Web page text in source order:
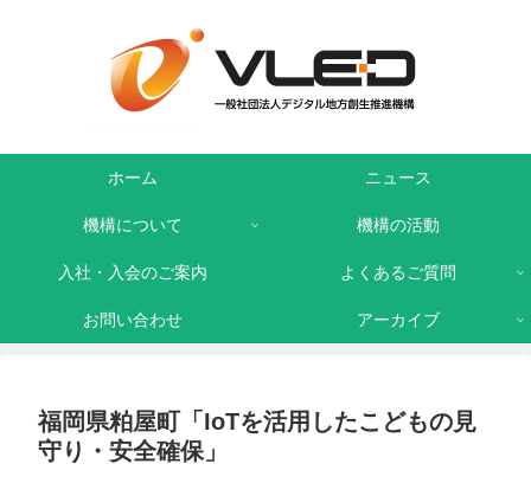
ホーム ニュース
機構について 機構の活動
入社・入会のご案内 よくあるご質問
お問い合わせ アーカイブ
福岡県粕屋町「IoTを活用したこどもの見
守り・安全確保」